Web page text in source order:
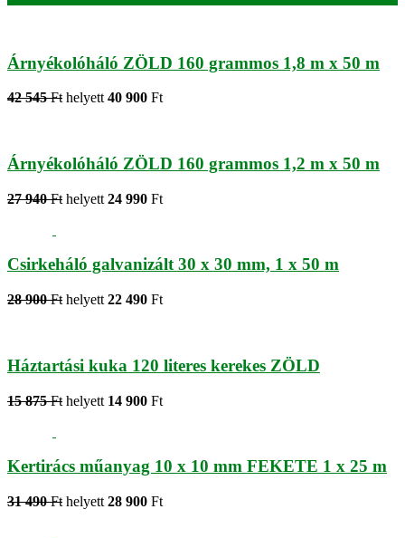
Árnyékolóháló ZÖLD 160 grammos 1,8 m x 50 m
42 545 Ft helyett 40 900 Ft
Árnyékolóháló ZÖLD 160 grammos 1,2 m x 50 m
27 940 Ft helyett 24 990 Ft
Csirkeháló galvanizált 30 x 30 mm, 1 x 50 m
28 900 Ft helyett 22 490 Ft
Háztartási kuka 120 literes kerekes ZÖLD
15 875 Ft helyett 14 900 Ft
Kertirács műanyag 10 x 10 mm FEKETE 1 x 25 m
31 490 Ft helyett 28 900 Ft